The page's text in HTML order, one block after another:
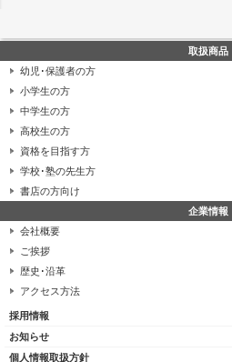
取扱商品
幼児･保護者の方
小学生の方
中学生の方
高校生の方
資格を目指す方
学校･塾の先生方
書店の方向け
企業情報
会社概要
ご挨拶
歴史･沿革
アクセス方法
採用情報
お知らせ
個人情報取扱方針